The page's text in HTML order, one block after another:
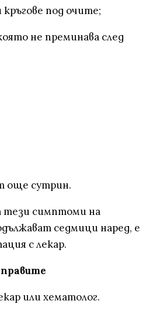
кръгове под очите;
не преминава след
още сутрин.
тези симптоми на
седмици наред, е
с лекар.
или хематолог.